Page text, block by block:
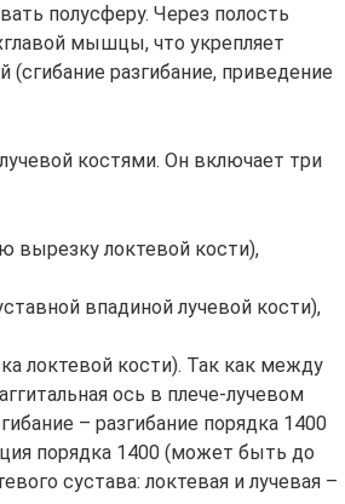
полусферу. Через полость
мышцы, что укрепляет
(сгибание разгибание, приведение
костями. Он включает три
вырезку локтевой кости),
впадиной лучевой кости),
локтевой кости). Так как между
ось в плече-лучевом
– разгибание порядка 1400
порядка 1400 (может быть до
сустава: локтевая и лучевая –